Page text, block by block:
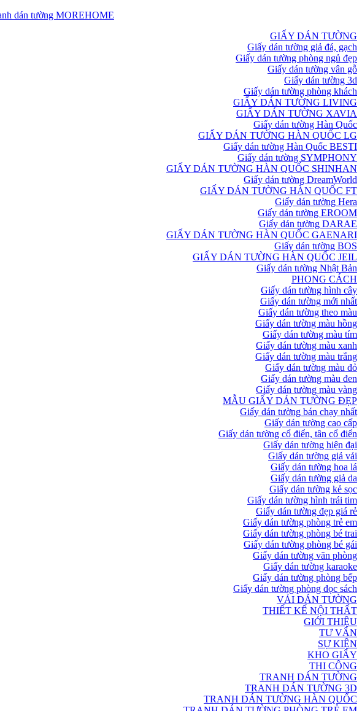
GIẤY DÁN TƯỜNG
Giấy dán tường giả đá, gạch
Giấy dán tường phòng ngủ đẹp
Giấy dán tường vân gỗ
Giấy dán tường 3d
Giấy dán tường phòng khách
GIẤY DÁN TƯỜNG LIVING
GIẤY DÁN TƯỜNG XAVIA
Giấy dán tường Hàn Quốc
GIẤY DÁN TƯỜNG HÀN QUỐC LG
Giấy dán tường Hàn Quốc BESTI
Giấy dán tường SYMPHONY
GIẤY DÁN TƯỜNG HÀN QUỐC SHINHAN
Giấy dán tường DreamWorld
GIẤY DÁN TƯỜNG HÀN QUỐC FT
Giấy dán tường Hera
Giấy dán tường EROOM
Giấy dán tường DARAE
GIẤY DÁN TƯỜNG HÀN QUỐC GAENARI
Giấy dán tường BOS
GIẤY DÁN TƯỜNG HÀN QUỐC JEIL
Giấy dán tường Nhật Bản
PHONG CÁCH
Giấy dán tường hình cây
Giấy dán tường mới nhất
Giấy dán tường theo màu
Giấy dán tường màu hồng
Giấy dán tường màu tím
Giấy dán tường màu xanh
Giấy dán tường màu trắng
Giấy dán tường màu đỏ
Giấy dán tường màu đen
Giấy dán tường màu vàng
MẪU GIẤY DÁN TƯỜNG ĐẸP
Giấy dán tường bán chạy nhất
Giấy dán tường cao cấp
Giấy dán tường cổ điển, tân cổ điển
Giấy dán tường hiện đại
Giấy dán tường giả vải
Giấy dán tường hoa lá
Giấy dán tường giả da
Giấy dán tường kẻ sọc
Giấy dán tường hình trái tim
Giấy dán tường đẹp giá rẻ
Giấy dán tường phòng trẻ em
Giấy dán tường phòng bé trai
Giấy dán tường phòng bé gái
Giấy dán tường văn phòng
Giấy dán tường karaoke
Giấy dán tường phòng bếp
Giấy dán tường phòng đọc sách
VẢI DÁN TƯỜNG
THIẾT KẾ NỘI THẤT
GIỚI THIỆU
TƯ VẤN
SỰ KIỆN
KHO GIẤY
THI CÔNG
TRANH DÁN TƯỜNG
TRANH DÁN TƯỜNG 3D
TRANH DÁN TƯỜNG HÀN QUỐC